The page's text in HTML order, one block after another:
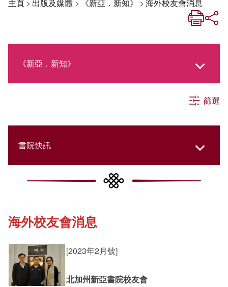
主頁> 出版及媒體 > 《新亞．新知》 > 海外校友會消息
《新亞．新知》
社交媒體專欄
《新亞簡訊》
《新亞書院概覽》
其他書院出版
篩選
書院快訊
Cultural Topics
Student Development
Staff Engagement
海外校友會消息
[2023年2月號]
北加州新亞書院校友會